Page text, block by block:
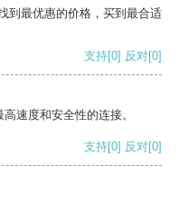
到最优惠的价格，买到最合适
支持[0] 反对[0]
速度和安全性的连接。
支持[0] 反对[0]